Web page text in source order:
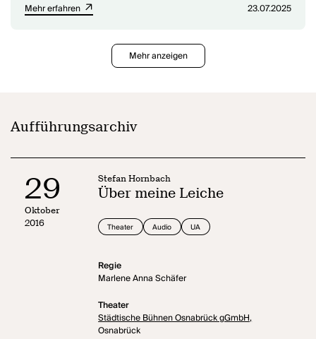
Mehr erfahren 23.07.2025
Mehr anzeigen
Aufführungsarchiv
29
Oktober
2016
Stefan Hornbach
Über meine Leiche
Theater Audio UA
Regie
Marlene Anna Schäfer
Theater
Städtische Bühnen Osnabrück gGmbH,
Osnabrück